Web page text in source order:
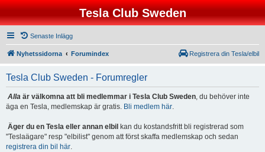
Tesla Club Sweden
Senaste Inlägg
Nyhetssidorna Forumindex Registrera din Tesla/elbil
Tesla Club Sweden - Forumregler
Alla är välkomna att bli medlemmar i Tesla Club Sweden, du behöver inte
äga en Tesla, medlemskap är gratis. Bli medlem här.
Äger du en Tesla eller annan elbil kan du kostandsfritt bli registrerad som
"Teslaägare" resp "elbilist" genom att först skaffa medlemskap och sedan
registrera din bil här.